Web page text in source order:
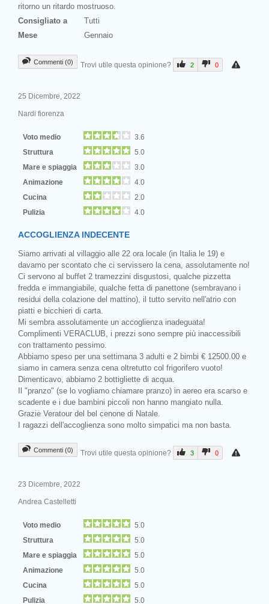
ritorno un ritardo mostruoso.
Consigliato a
Tutti
Mese
Gennaio
Commenti (0) Trovi utile questa opinione? 2 0
25 Dicembre, 2022
Nardi fiorenza
Voto medio
3.6
Struttura
5.0
Mare e spiaggia
3.0
Animazione
4.0
Cucina
2.0
Pulizia
4.0
ACCOGLIENZA INDECENTE
Siamo arrivati al villaggio alle 22 ora locale (in Italia le 19) e
davamo per scontato che ci servissero la cena, assolutamente no!
Ci servono al buffet 2 tramezzini disgustosi, qualche pizzetta
fredda e immangiabile, qualche fetta di panettone (sembravano i
residui della colazione del mattino), il tutto servito nell'atrio con
piatti e bicchieri di carta.
Mi sembra assolutamente un accoglienza inadeguata!
Complimenti VERACLUB, i prezzi sono sempre più inaccessibili
con trattamento pessimo.
Abbiamo speso per una settimana 3 adulti e 2 bimbi € 12500.00 e
siamo in camera senza cena oltretutto col frigorifero vuoto!
Dimenticavo, abbiamo 2 bottigliette di acqua.
Il "pranzo" (se lo vogliamo chiamare pranzo) in aereo era scarso e
scadente e i due bambini piccoli non hanno mangiato nulla.
Grazie Veratour del bel cenone di Natale.
I ragazzi dell'accoglienza sono molto simpatici ma non basta.
Commenti (0) Trovi utile questa opinione? 3 0
23 Dicembre, 2022
Andrea Castelletti
Voto medio
5.0
Struttura
5.0
Mare e spiaggia
5.0
Animazione
5.0
Cucina
5.0
Pulizia
5.0